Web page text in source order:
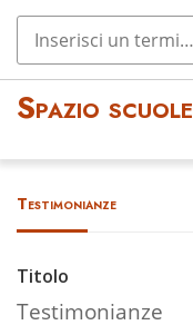
Spazio scuole
Testimonianze
Titolo
Testimonianze